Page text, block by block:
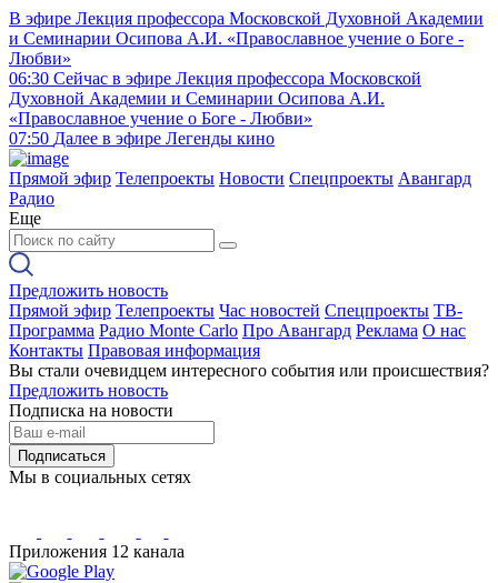
В эфире Лекция профессора Московской Духовной Академии
и Семинарии Осипова А.И. «Православное учение о Боге -
Любви»
06:30 Сейчас в эфире Лекция профессора Московской
Духовной Академии и Семинарии Осипова А.И.
«Православное учение о Боге - Любви»
07:50 Далее в эфире Легенды кино
Прямой эфир Телепроекты Новости Спецпроекты Авангард
Радио
Еще
Предложить новость
Прямой эфир Телепроекты Час новостей Спецпроекты ТВ-
Программа Радио Monte Carlo Про Авангард Реклама О нас
Контакты Правовая информация
Вы стали очевидцем интересного события или происшествия?
Предложить новость
Подписка на новости
Подписаться
Мы в социальных сетях
Приложения 12 канала